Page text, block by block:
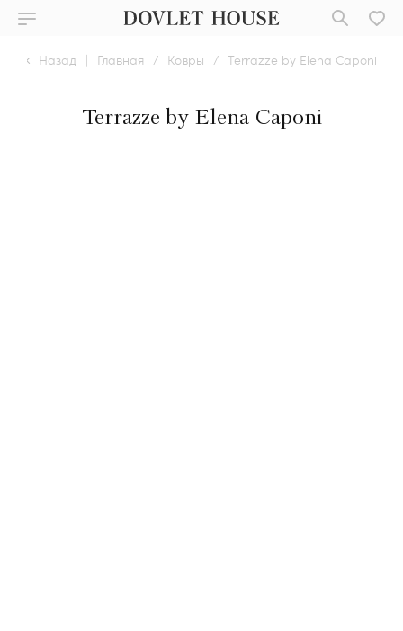
Назад | Главная / Ковры / Terrazze by Elena Caponi
Terrazze by Elena Caponi